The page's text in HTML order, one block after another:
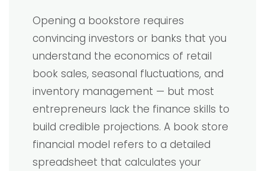
Opening a bookstore requires
convincing investors or banks that you
understand the economics of retail
book sales, seasonal fluctuations, and
inventory management — but most
entrepreneurs lack the finance skills to
build credible projections. A book store
financial model refers to a detailed
spreadsheet that calculates your